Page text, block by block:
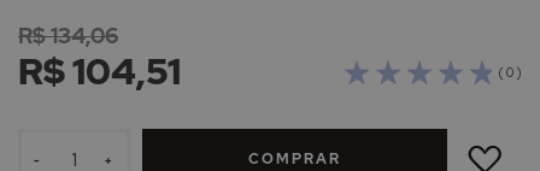
imagens
( 0 )
R$ 104,51
R$ 134,06
- + COMPRAR
ADICIONAR
LISTA